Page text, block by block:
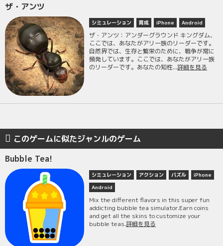
ザ・アンツ
シミュレーション 育成 iPhone Android
ザ・アンツ：アンダーグラウンド キングダム、
ここでは、あなたがアリ一族のリーダーです。
自然界では、生存と繁栄のために、戦争が常に
頻発しています。ここでは、あなたがアリ一族
のリーダーです。あなたの知性...詳細を見る
このゲームに似たジャンルのゲーム
Bubble Tea!
シミュレーション アクション パズル
iPhone
Android
Mix the different flavors in this super fun
addicting bubble tea simulator.Earn coins
and get all the skins to customize your
bubble teas.詳細を見る